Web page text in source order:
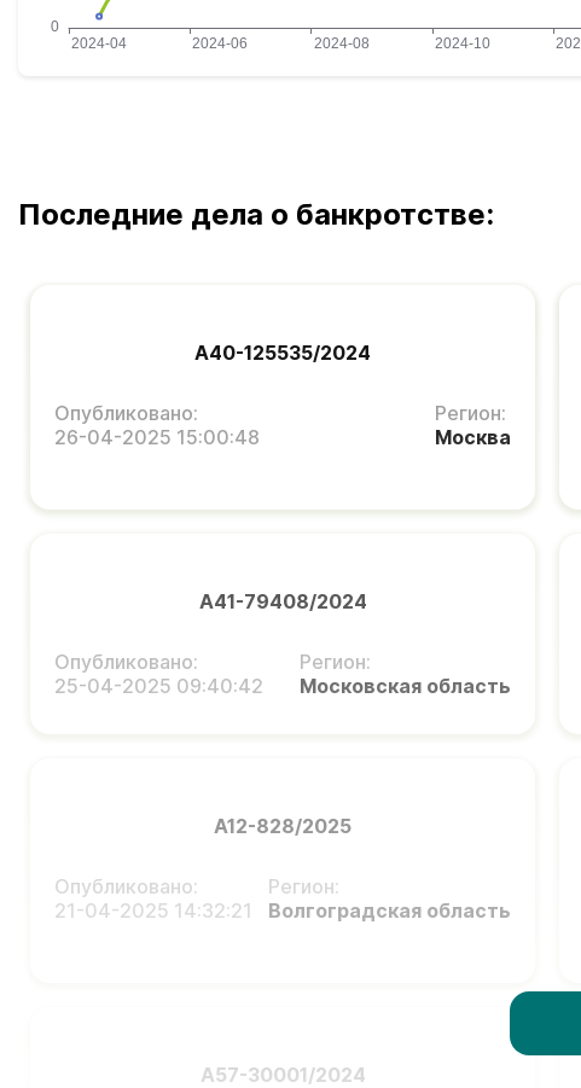
Последние дела о банкротстве:
А40-125535/2024
Опубликовано:
26-04-2025 15:00:48
Регион:
Москва
А41-79408/2024
Опубликовано:
25-04-2025 09:40:42
Регион:
Московская область
А12-828/2025
Опубликовано:
21-04-2025 14:32:21
Регион:
Волгоградская область
А57-30001/2024